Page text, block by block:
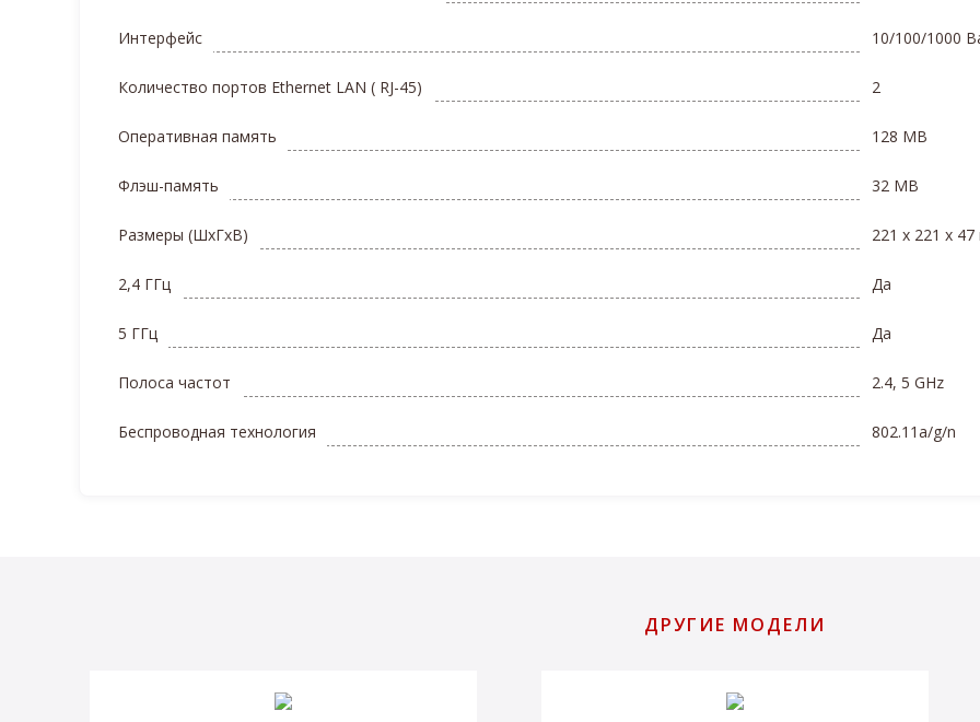
Интерфейс 10/100/1000
Количество портов Ethernet LAN ( RJ-45) 2
Оперативная память 128 MB
Флэш-память 32 MB
Размеры (ШхГхВ) 221 x 221 x 47
2,4 ГГц Да
5 ГГц Да
Полоса частот 2.4, 5 GHz
Беспроводная технология 802.11a/g/n
ДРУГИЕ МОДЕЛИ